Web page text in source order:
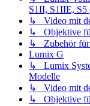
S1II, S1IIE,
↳ Video mit
↳ Objektive
↳ Zubehör für
Lumix G
↳ Lumix
Modelle
↳ Video mit
↳ Objektive